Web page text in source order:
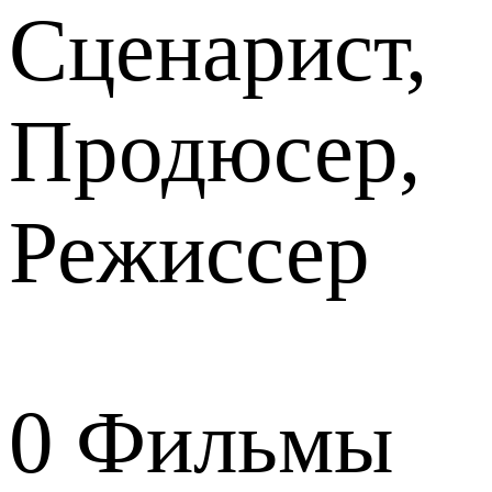
Сценарист,
Продюсер,
Режиссер
0 Фильмы